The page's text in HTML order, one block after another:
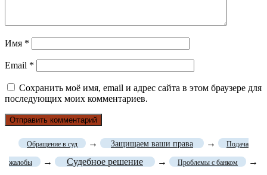
Имя *
Email *
Сохранить моё имя, email и адрес сайта в этом браузере для
последующих моих комментариев.
Обращение в суд → Защищаем ваши права → Подача
жалобы → Судебное решение → Проблемы с банком →